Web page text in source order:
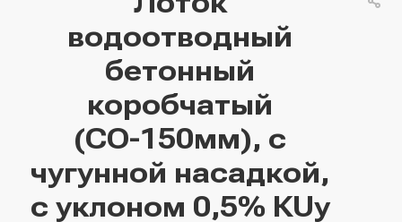
водоотводный
бетонный
коробчатый
(СО-150мм), с
чугунной насадкой,
с уклоном 0,5% КUу